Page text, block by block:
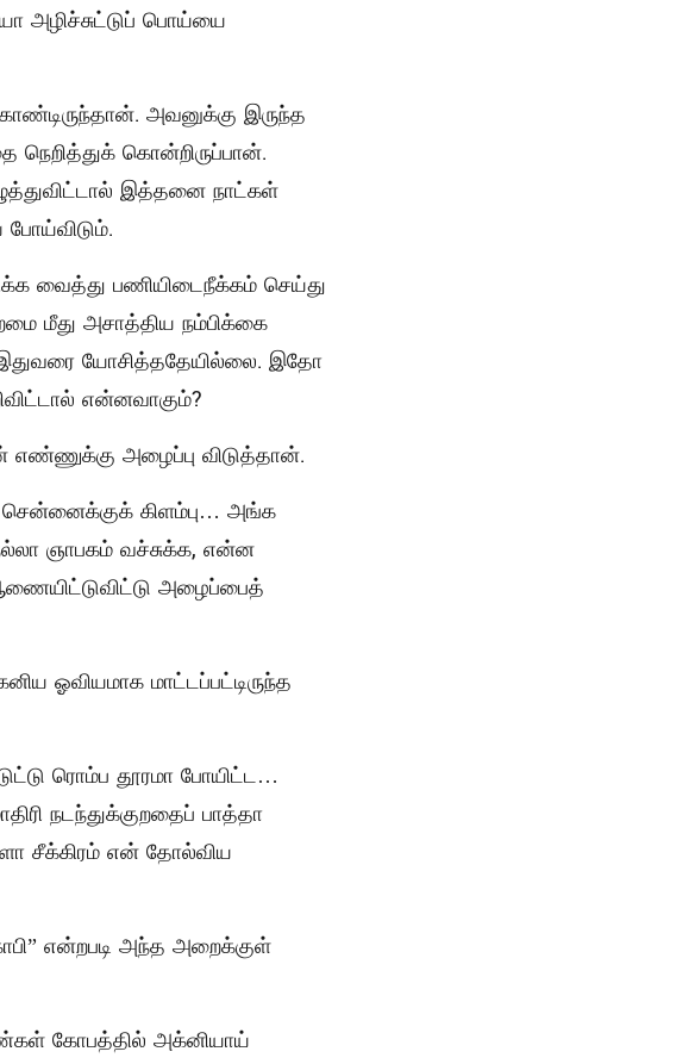
அழிச்சுட்டுப் பொய்யை
அவனுக்கு இருந்த
நெறித்துக் கொன்றிருப்பான்.
இத்தனை நாட்கள்
வைத்து பணியிடைநீக்கம் செய்து
மீது அசாத்திய நம்பிக்கை
யோசித்ததேயில்லை. இதோ
என்னவாகும்?
அழைப்பு விடுத்தான்.
கிளம்பு… அங்க
ஞாபகம் வச்சுக்க, என்ன
அழைப்பைத்
ஓவியமாக மாட்டப்பட்டிருந்த
ரொம்ப தூரமா போயிட்ட…
நடந்துக்குறதைப் பாத்தா
சீக்கிரம் என் தோல்விய
என்றபடி அந்த அறைக்குள்
கோபத்தில் அக்னியாய்